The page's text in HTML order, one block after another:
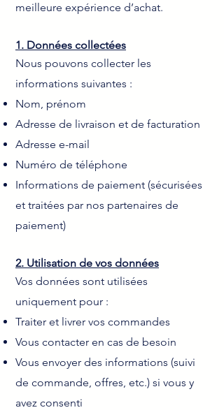
meilleure expérience d’achat.
1. Données collectées
Nous pouvons collecter les
informations suivantes :
Nom, prénom
Adresse de livraison et de facturation
Adresse e-mail
Numéro de téléphone
Informations de paiement (sécurisées
et traitées par nos partenaires de
paiement)
2. Utilisation de vos données
Vos données sont utilisées
uniquement pour :
Traiter et livrer vos commandes
Vous contacter en cas de besoin
Vous envoyer des informations (suivi
de commande, offres, etc.) si vous y
avez consenti